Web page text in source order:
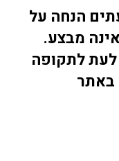
הנחה על
מבצע.
לתקופה
באתר